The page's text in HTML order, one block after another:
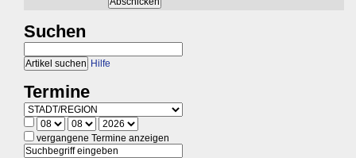
Suchen
Hilfe
Termine
vergangene Termine anzeigen